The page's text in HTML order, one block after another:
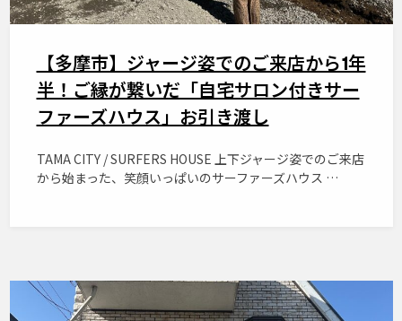
【多摩市】ジャージ姿でのご来店から1年
半！ご縁が繋いだ「自宅サロン付きサー
ファーズハウス」お引き渡し
TAMA CITY / SURFERS HOUSE 上下ジャージ姿でのご来店
から始まった、笑顔いっぱいのサーファーズハウス …